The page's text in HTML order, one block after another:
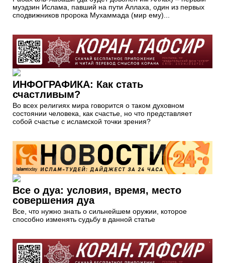
муэдзин Ислама, павший на пути Аллаха, один из первых
сподвижников пророка Мухаммада (мир ему)...
ИНФОГРАФИКА: Как стать
счастливым?
Во всех религиях мира говорится о таком духовном
состоянии человека, как счастье, но что представляет
собой счастье с исламской точки зрения?
Все о дуа: условия, время, место
совершения дуа
Все, что нужно знать о сильнейшем оружии, которое
способно изменять судьбу в данной статье